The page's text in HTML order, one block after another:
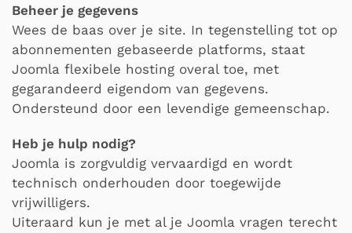
Beheer je gegevens
Wees de baas over je site. In tegenstelling tot op
abonnementen gebaseerde platforms, staat
Joomla flexibele hosting overal toe, met
gegarandeerd eigendom van gegevens.
Ondersteund door een levendige gemeenschap.
Heb je hulp nodig?
Joomla is zorgvuldig vervaardigd en wordt
technisch onderhouden door toegewijde
vrijwilligers.
Uiteraard kun je met al je Joomla vragen terecht